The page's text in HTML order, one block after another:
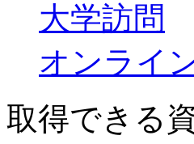
大学訪問
オンライ
取得できる